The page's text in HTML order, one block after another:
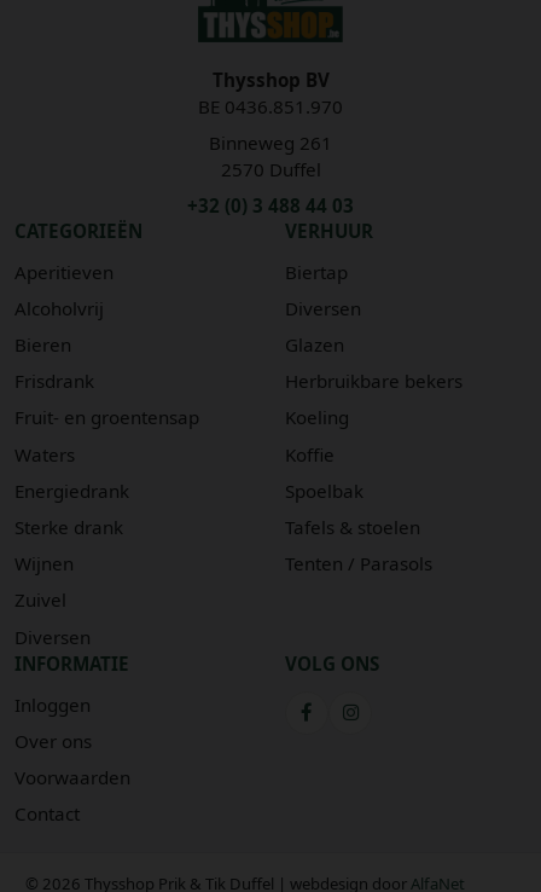
Thysshop BV
BE 0436.851.970
Binneweg 261
2570 Duffel
+32 (0) 3 488 44 03
CATEGORIEËN
Aperitieven
Alcoholvrij
Bieren
Frisdrank
Fruit- en groentensap
Waters
Energiedrank
Sterke drank
Wijnen
Zuivel
Diversen
VERHUUR
Biertap
Diversen
Glazen
Herbruikbare bekers
Koeling
Koffie
Spoelbak
Tafels & stoelen
Tenten / Parasols
INFORMATIE
Inloggen
Over ons
Voorwaarden
Contact
VOLG ONS
© 2026 Thysshop Prik & Tik Duffel | webdesign doorAlfaNet